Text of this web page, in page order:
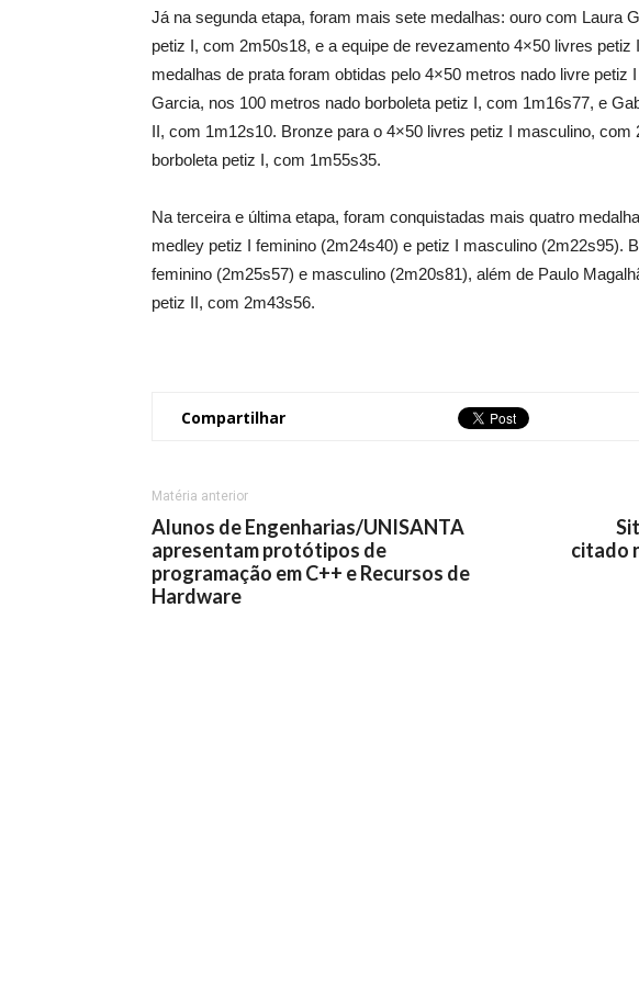
Já na segunda etapa, foram mais sete medalhas: ouro com Laura
petiz I, com 2m50s18, e a equipe de revezamento 4×50 livres
medalhas de prata foram obtidas pelo 4×50 metros nado livre petiz
Garcia, nos 100 metros nado borboleta petiz I, com 1m16s77, e
II, com 1m12s10. Bronze para o 4×50 livres petiz I masculino,
borboleta petiz I, com 1m55s35.
Na terceira e última etapa, foram conquistadas mais quatro
medley petiz I feminino (2m24s40) e petiz I masculino (2m22s95).
feminino (2m25s57) e masculino (2m20s81), além de Paulo
petiz II, com 2m43s56.
Compartilhar
Matéria anterior
Alunos de Engenharias/UNISANTA
apresentam protótipos de
programação em C++ e Recursos de
Hardware
citado